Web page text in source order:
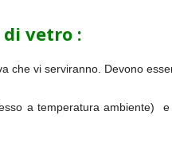
vetro :
che vi serviranno. Devono
a temperatura ambiente)